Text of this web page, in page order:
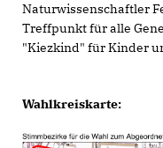
Naturwissenschaftler
Treffpunkt für alle
"Kiezkind" für Kinder
Wahlkreiskarte: